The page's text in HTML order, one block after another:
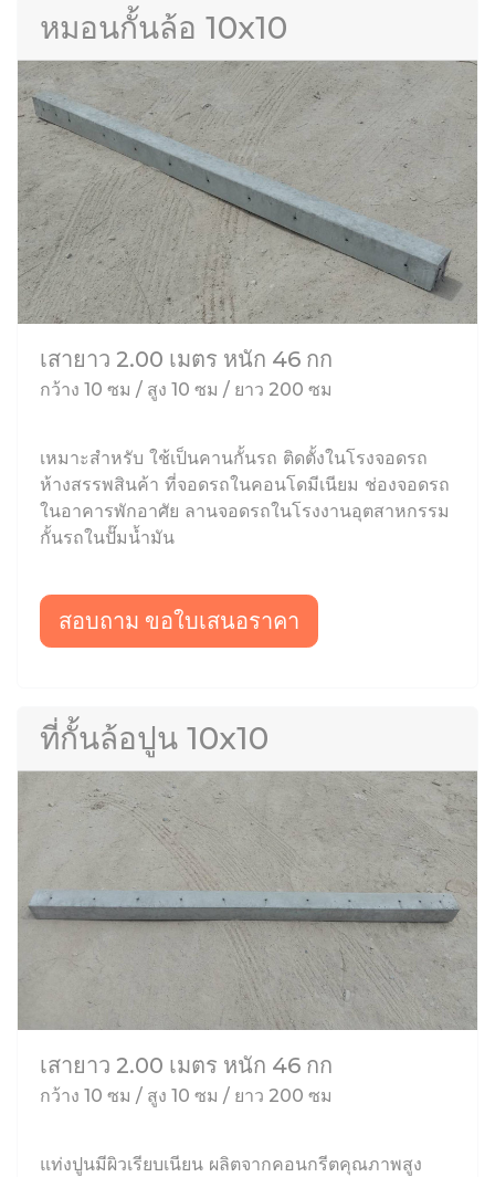
หมอนกั้นล้อ 10x10
เสายาว 2.00 เมตร หนัก 46 กก
กว้าง 10 ซม / สูง 10 ซม / ยาว 200 ซม
เหมาะสำหรับ ใช้เป็นคานกั้นรถ ติดตั้งในโรงจอดรถ
ห้างสรรพสินค้า ที่จอดรถในคอนโดมีเนียม ช่องจอดรถ
ในอาคารพักอาศัย ลานจอดรถในโรงงานอุตสาหกรรม
กั้นรถในปั๊มน้ำมัน
สอบถาม ขอใบเสนอราคา
ที่กั้นล้อปูน 10x10
เสายาว 2.00 เมตร หนัก 46 กก
กว้าง 10 ซม / สูง 10 ซม / ยาว 200 ซม
แท่งปูนมีผิวเรียบเนียน ผลิตจากคอนกรีตคุณภาพสูง